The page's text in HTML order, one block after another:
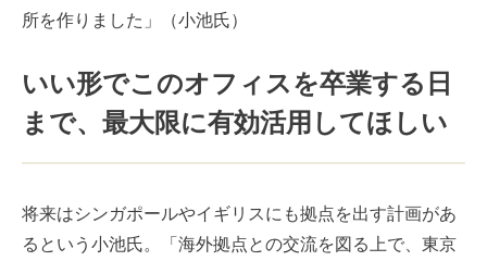
所を作りました」（小池氏）
いい形でこのオフィスを卒業する日
まで、最大限に有効活用してほしい
将来はシンガポールやイギリスにも拠点を出す計画があ
るという小池氏。「海外拠点との交流を図る上で、東京